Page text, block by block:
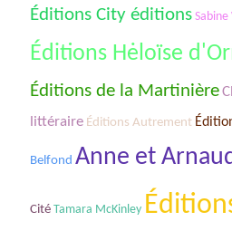
Éditions City éditions Sabine
Éditions Hėloïse
Éditions de la Martinière
littéraire Éditions Autrement
Belfond Anne et
Cité Tamara McKinley